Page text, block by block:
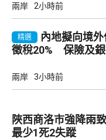
兩岸 2小時前
精選
內地擬向境
徵稅20% 保險及
兩岸 3小時前
陜西商洛市強降雨
最少1死2失蹤